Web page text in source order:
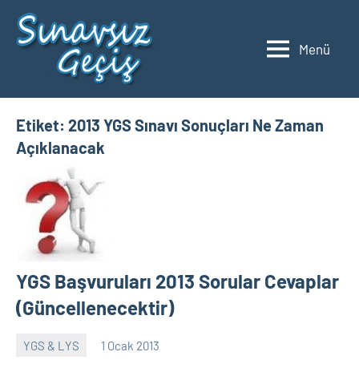
İçeriğe
geç
Puanları
Sıralamaları
Menü
Etiket: 2013 YGS Sınavı Sonuçları Ne Zaman
Açıklanacak
YGS Başvuruları 2013 Sorular Cevaplar
(Güncellenecektir)
YGS & LYS 1 Ocak 2013